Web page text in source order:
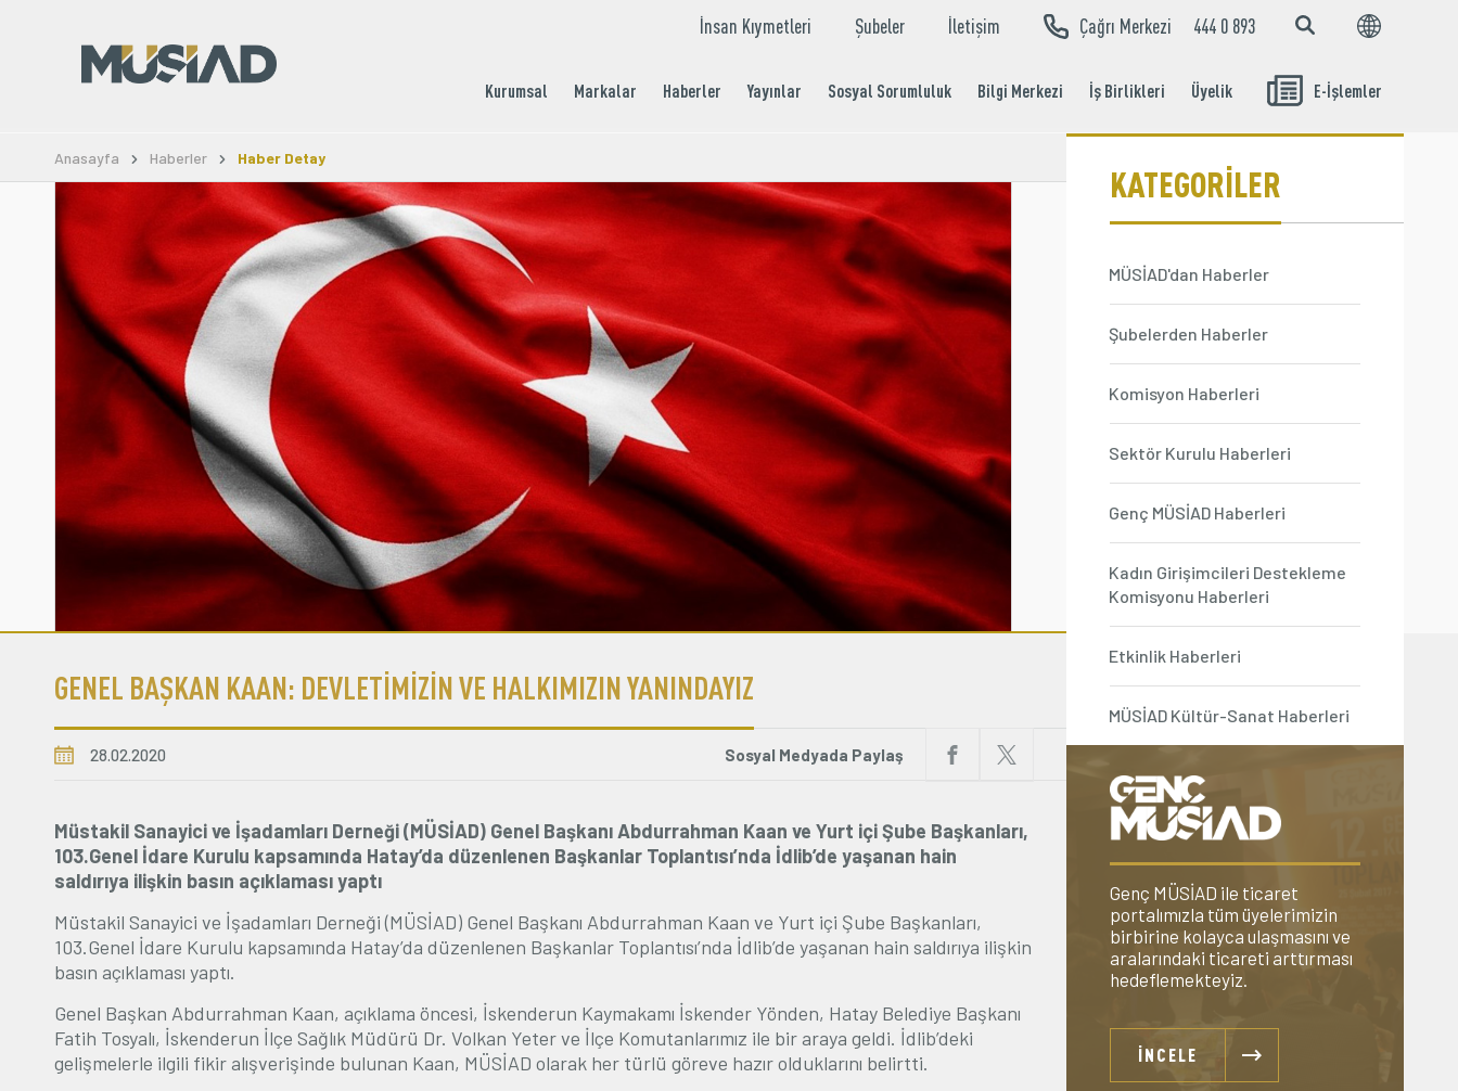
İnsan Kıymetleri Şubeler İletişim Çağrı Merkezi 444 0 893
Kurumsal Markalar Haberler Yayınlar Sosyal Sorumluluk Bilgi Merkezi İş Birlikleri Üyelik E-İşlemler
Aidat Ödeme
Anasayfa Haberler Haber Detay
KATEGORİLER
MÜSİAD'dan Haberler
Şubelerden Haberler
Komisyon Haberleri
Sektör Kurulu Haberleri
Genç MÜSİAD Haberleri
Kadın Girişimcileri Destekleme
Komisyonu Haberleri
Etkinlik Haberleri
MÜSİAD Kültür-Sanat Haberleri
GENEL BAŞKAN KAAN: DEVLETİMİZİN VE HALKIMIZIN YANINDAYIZ
28.02.2020 Sosyal Medyada Paylaş
Müstakil Sanayici ve İşadamları Derneği (MÜSİAD) Genel Başkanı Abdurrahman Kaan ve Yurt içi Şube Başkanları,
103.Genel İdare Kurulu kapsamında Hatay’da düzenlenen Başkanlar Toplantısı’nda İdlib’de yaşanan hain
saldırıya ilişkin basın açıklaması yaptı
Müstakil Sanayici ve İşadamları Derneği (MÜSİAD) Genel Başkanı Abdurrahman Kaan ve Yurt içi Şube Başkanları,
103.Genel İdare Kurulu kapsamında Hatay’da düzenlenen Başkanlar Toplantısı’nda İdlib’de yaşanan hain saldırıya ilişkin
basın açıklaması yaptı.
Genel Başkan Abdurrahman Kaan, açıklama öncesi, İskenderun Kaymakamı İskender Yönden, Hatay Belediye Başkanı
Fatih Tosyalı, İskenderun İlçe Sağlık Müdürü Dr. Volkan Yeter ve İlçe Komutanlarımız ile bir araya geldi. İdlib’deki
gelişmelerle ilgili fikir alışverişinde bulunan Kaan, MÜSİAD olarak her türlü göreve hazır olduklarını belirtti.
Genç MÜSİAD ile ticaret
portalımızla tüm üyelerimizin
birbirine kolayca ulaşmasını ve
aralarındaki ticareti arttırması
hedeflemekteyiz.
İNCELE